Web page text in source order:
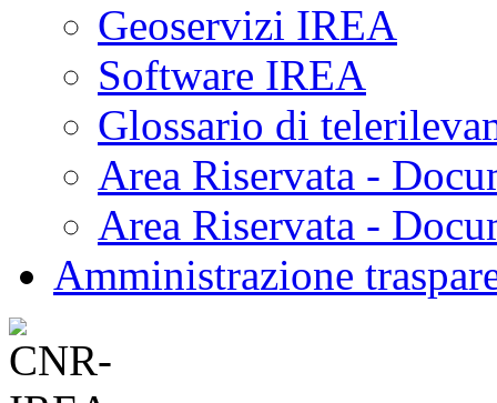
Geoservizi IREA
Software IREA
Glossario di
Area Riservata -
Area Riservata -
Amministrazione